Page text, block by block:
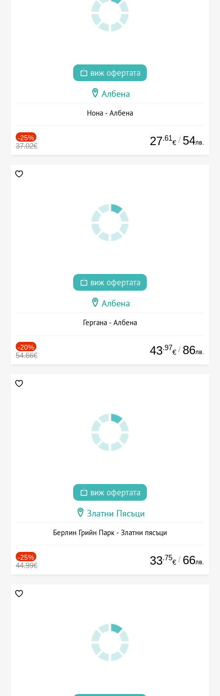
виж офертата
Албена
Нона - Албена
-25%
37.02€ 27.61
€ / 54лв.
виж офертата
Албена
Гергана - Албена
-20%
54.66€ 43.97
€ / 86лв.
виж офертата
Златни Пясъци
Берлин Грийн Парк - Златни пясъци
-25%
44.99€ 33.75
€ / 66лв.